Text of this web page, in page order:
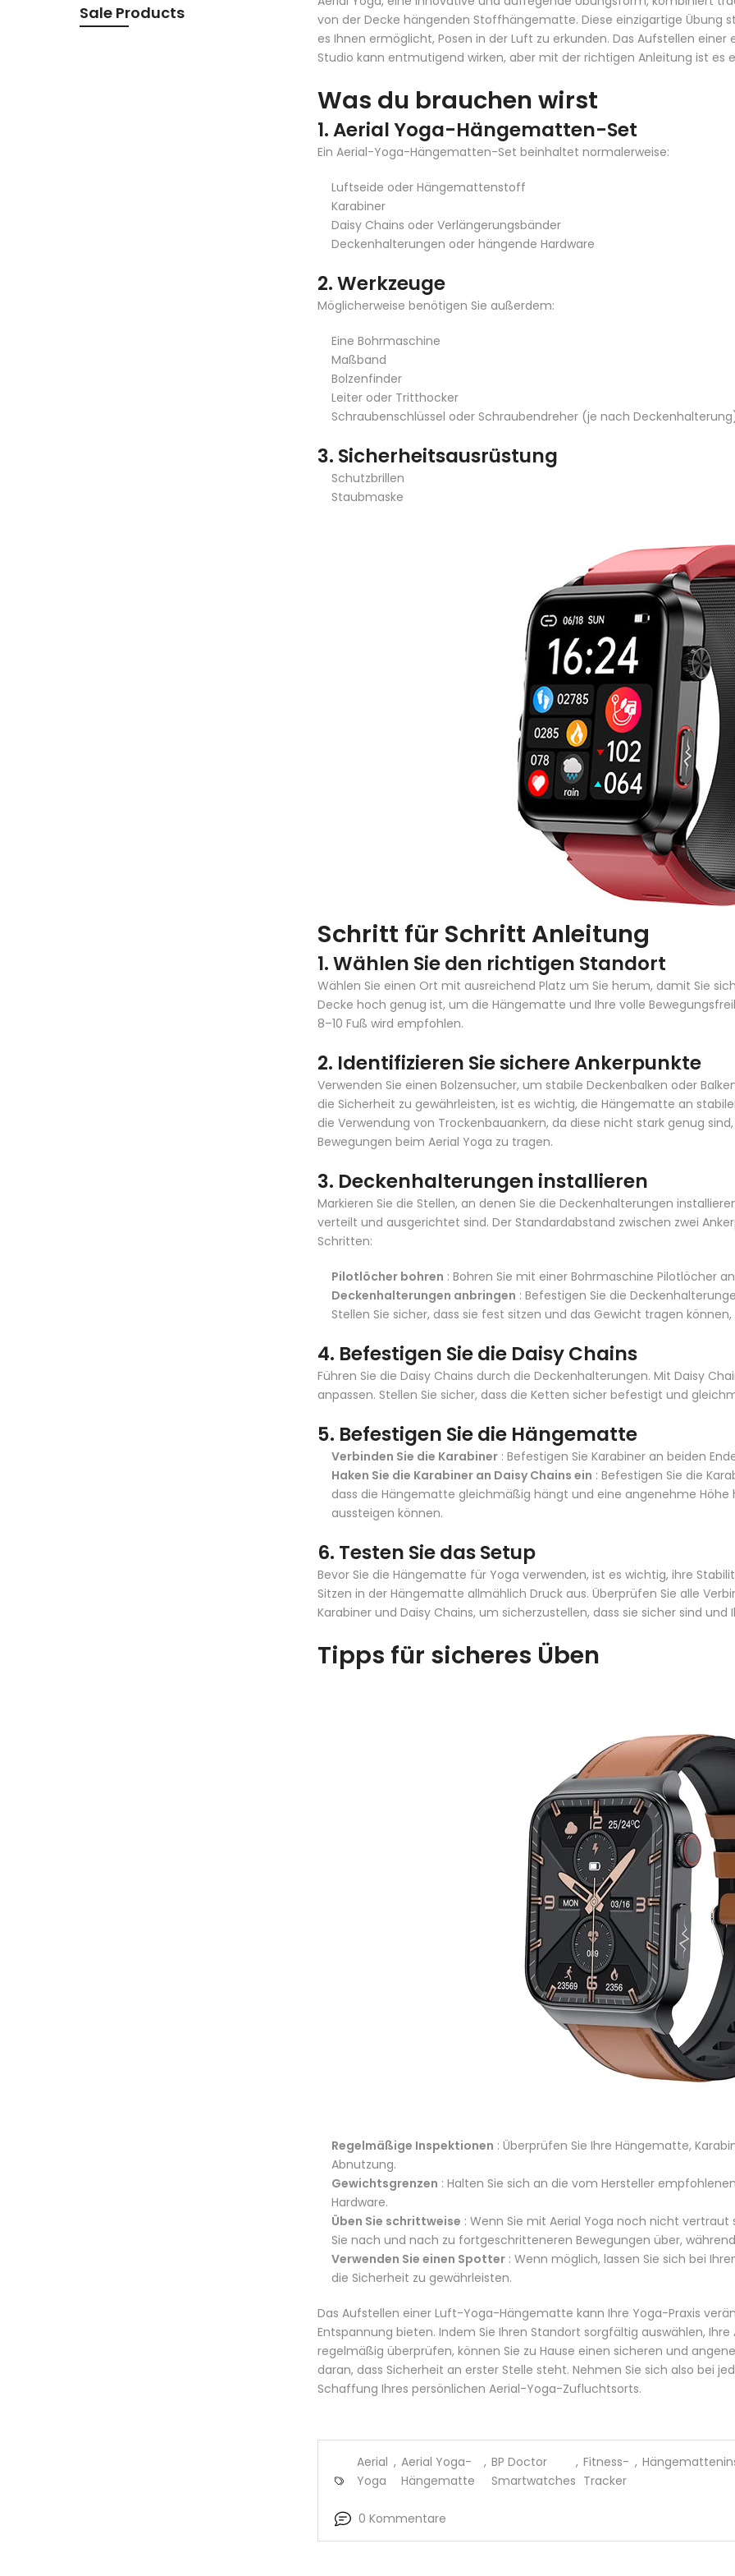
von der Decke hängenden Stoffhängematte. Diese einzigartige Übung
es Ihnen ermöglicht, Posen in der Luft zu erkunden. Das Aufstellen
Studio kann entmutigend wirken, aber mit der richtigen Anleitung ist es
Was du brauchen wirst
1. Aerial Yoga-Hängematten-Set
Ein Aerial-Yoga-Hängematten-Set beinhaltet normalerweise:
Luftseide oder Hängemattenstoff
Karabiner
Daisy Chains oder Verlängerungsbänder
Deckenhalterungen oder hängende Hardware
2. Werkzeuge
Möglicherweise benötigen Sie außerdem:
Eine Bohrmaschine
Maßband
Bolzenfinder
Leiter oder Tritthocker
Schraubenschlüssel oder Schraubendreher (je nach
3. Sicherheitsausrüstung
Schutzbrillen
Staubmaske
Schritt für Schritt Anleitung
1. Wählen Sie den richtigen Standort
Wählen Sie einen Ort mit ausreichend Platz um Sie herum, damit Sie
Decke hoch genug ist, um die Hängematte und Ihre volle
8–10 Fuß wird empfohlen.
2. Identifizieren Sie sichere Ankerpunkte
Verwenden Sie einen Bolzensucher, um stabile Deckenbalken oder
die Sicherheit zu gewährleisten, ist es wichtig, die Hängematte an
die Verwendung von Trockenbauankern, da diese nicht stark genug
Bewegungen beim Aerial Yoga zu tragen.
3. Deckenhalterungen installieren
Markieren Sie die Stellen, an denen Sie die Deckenhalterungen
verteilt und ausgerichtet sind. Der Standardabstand zwischen zwei
Schritten:
Pilotlöcher bohren : Bohren Sie mit einer Bohrmaschine Pilotlöcher
Deckenhalterungen anbringen : Befestigen Sie die
Stellen Sie sicher, dass sie fest sitzen und das Gewicht tragen
4. Befestigen Sie die Daisy Chains
Führen Sie die Daisy Chains durch die Deckenhalterungen. Mit Daisy
anpassen. Stellen Sie sicher, dass die Ketten sicher befestigt und
5. Befestigen Sie die Hängematte
Verbinden Sie die Karabiner : Befestigen Sie Karabiner an beiden
Haken Sie die Karabiner an Daisy Chains ein : Befestigen Sie die
dass die Hängematte gleichmäßig hängt und eine angenehme
aussteigen können.
6. Testen Sie das Setup
Bevor Sie die Hängematte für Yoga verwenden, ist es wichtig, ihre
Sitzen in der Hängematte allmählich Druck aus. Überprüfen Sie alle
Karabiner und Daisy Chains, um sicherzustellen, dass sie sicher sind
Tipps für sicheres Üben
Regelmäßige Inspektionen : Überprüfen Sie Ihre Hängematte,
Abnutzung.
Gewichtsgrenzen : Halten Sie sich an die vom Hersteller
Hardware.
Üben Sie schrittweise : Wenn Sie mit Aerial Yoga noch nicht
Sie nach und nach zu fortgeschritteneren Bewegungen über,
Verwenden Sie einen Spotter : Wenn möglich, lassen Sie sich bei
die Sicherheit zu gewährleisten.
Das Aufstellen einer Luft-Yoga-Hängematte kann Ihre Yoga-Praxis
Entspannung bieten. Indem Sie Ihren Standort sorgfältig auswählen,
regelmäßig überprüfen, können Sie zu Hause einen sicheren und
daran, dass Sicherheit an erster Stelle steht. Nehmen Sie sich also bei
Schaffung Ihres persönlichen Aerial-Yoga-Zufluchtsorts.
Aerial
Yoga
, Aerial Yoga-
Hängematte
, BP Doctor
Smartwatches
, Fitness-
Tracker
,
0 Kommentare
Sale Products